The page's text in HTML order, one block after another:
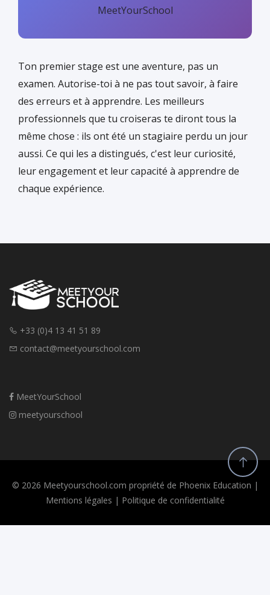
MeetYourSchool
Ton premier stage est une aventure, pas un
examen. Autorise-toi à ne pas tout savoir, à faire
des erreurs et à apprendre. Les meilleurs
professionnels que tu croiseras te diront tous la
même chose : ils ont été un stagiaire perdu un jour
aussi. Ce qui les a distingués, c'est leur curiosité,
leur engagement et leur capacité à apprendre de
chaque expérience.
+33 (0)4 13 41 51 89
contact@meetyourschool.com
MeetYourSchool
meetyourschool
© 2026 Meetyourschool.com propriété de Phoenix Education |
Mentions légales | Politique de confidentialité